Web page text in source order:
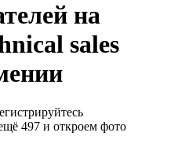
на
sales
497 и откроем фото